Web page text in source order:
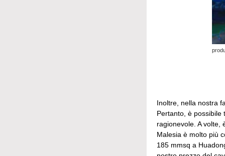
Inoltre, nella nostra
Pertanto, è possibile
ragionevole. A volte,
Malesia è molto più
185 mmsq a